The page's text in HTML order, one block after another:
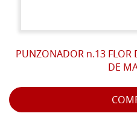
PUNZONADOR n.13
DE